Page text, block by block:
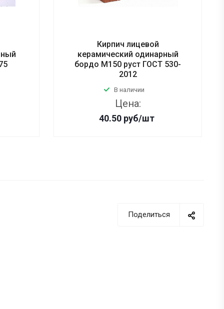
Кирпич лицевой
керамический одинарный
бордо М150 руст ГОСТ 530-
2012
В наличии
Цена:
40.50 руб/шт
Поделиться